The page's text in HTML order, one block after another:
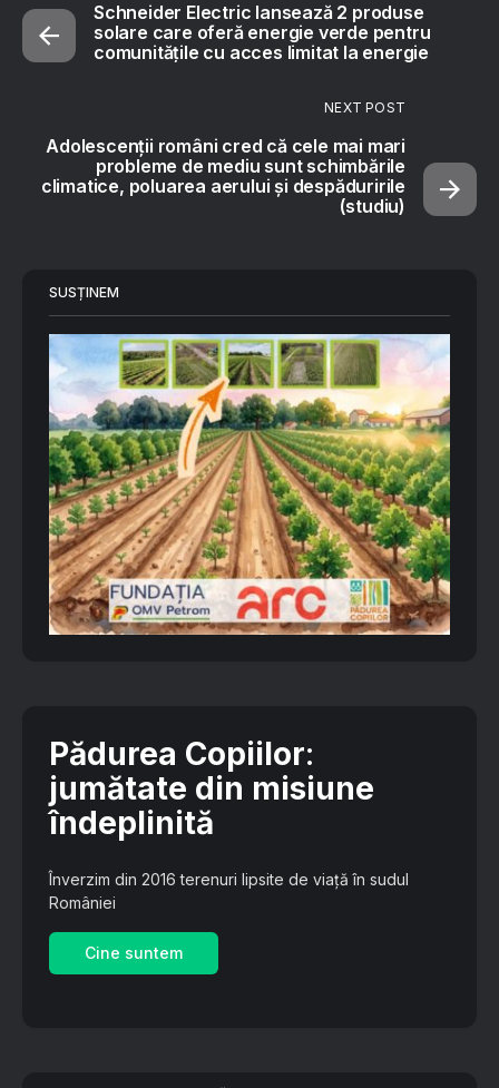
Schneider Electric lansează 2 produse
solare care oferă energie verde pentru
comunitățile cu acces limitat la energie
NEXT POST
Adolescenții români cred că cele mai mari
probleme de mediu sunt schimbările
climatice, poluarea aerului și despăduririle
(studiu)
SUSȚINEM
Pădurea Copiilor:
jumătate din misiune
îndeplinită
Înverzim din 2016 terenuri lipsite de viață în sudul
României
Cine suntem